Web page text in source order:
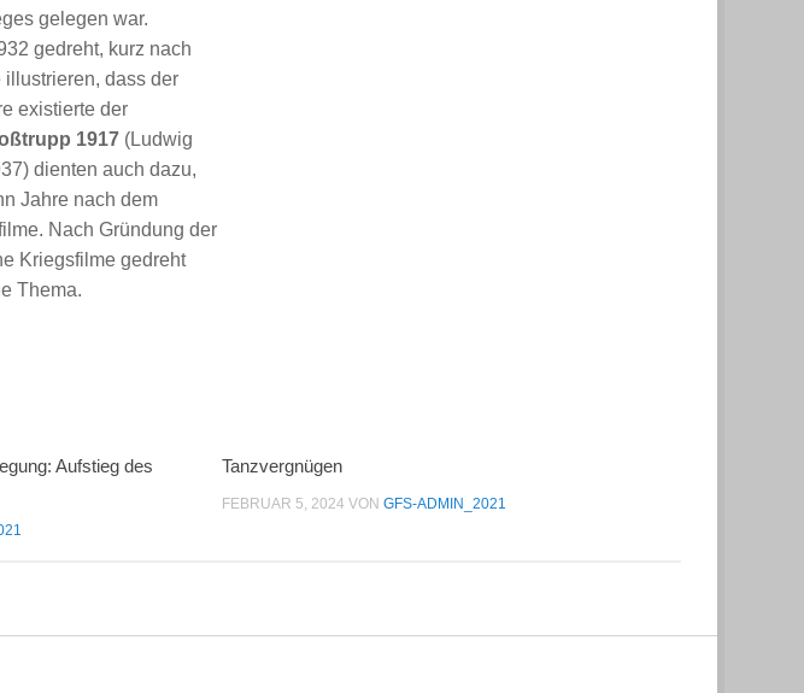
gelegen war.
gedreht, kurz nach
dass der
existierte der
1917 (Ludwig
dienten auch dazu,
Jahre nach dem
Nach Gründung der
Kriegsfilme gedreht
Thema.
Aufstieg des
Tanzvergnügen
FEBRUAR 5, 2024 VONGFS-ADMIN_2021